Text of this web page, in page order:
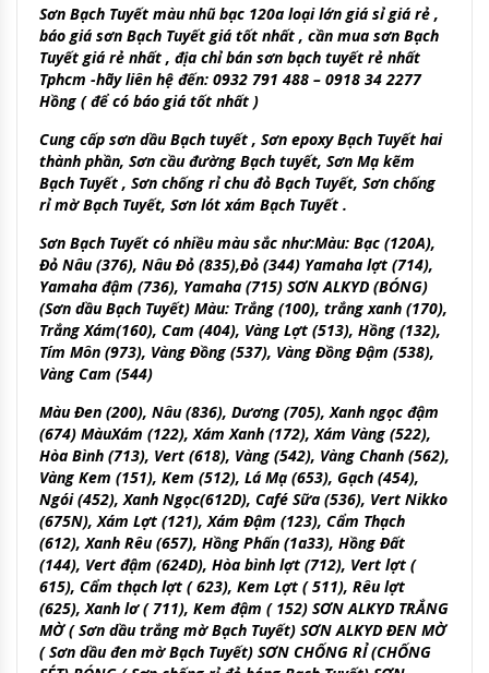
Sơn Bạch Tuyết màu nhũ bạc 120a loại lớn giá sỉ giá rẻ ,
báo giá sơn Bạch Tuyết giá tốt nhất , cần mua sơn Bạch
Tuyết giá rẻ nhất , địa chỉ bán sơn bạch tuyết rẻ nhất
Tphcm -hãy liên hệ đến: 0932 791 488 – 0918 34 2277
Hồng ( để có báo giá tốt nhất )
Cung cấp sơn dầu Bạch tuyết , Sơn epoxy Bạch Tuyết hai
thành phần, Sơn cầu đường Bạch tuyết, Sơn Mạ kẽm
Bạch Tuyết , Sơn chống rỉ chu đỏ Bạch Tuyết, Sơn chống
rỉ mờ Bạch Tuyết, Sơn lót xám Bạch Tuyết .
Sơn Bạch Tuyết có nhiều màu sắc như:Màu: Bạc (120A),
Đỏ Nâu (376), Nâu Đỏ (835),Đỏ (344) Yamaha lợt (714),
Yamaha đậm (736), Yamaha (715) SƠN ALKYD (BÓNG)
(Sơn dầu Bạch Tuyết) Màu: Trắng (100), trắng xanh (170),
Trắng Xám(160), Cam (404), Vàng Lợt (513), Hồng (132),
Tím Môn (973), Vàng Đồng (537), Vàng Đồng Đậm (538),
Vàng Cam (544)
Màu Đen (200), Nâu (836), Dương (705), Xanh ngọc đậm
(674) MàuXám (122), Xám Xanh (172), Xám Vàng (522),
Hòa Bình (713), Vert (618), Vàng (542), Vàng Chanh (562),
Vàng Kem (151), Kem (512), Lá Mạ (653), Gạch (454),
Ngói (452), Xanh Ngọc(612D), Café Sữa (536), Vert Nikko
(675N), Xám Lợt (121), Xám Đậm (123), Cẩm Thạch
(612), Xanh Rêu (657), Hồng Phấn (1a33), Hồng Đất
(144), Vert đậm (624D), Hòa bình lợt (712), Vert lợt (
615), Cẩm thạch lợt ( 623), Kem Lợt ( 511), Rêu lợt
(625), Xanh lơ ( 711), Kem đậm ( 152) SƠN ALKYD TRẮNG
MỜ ( Sơn dầu trắng mờ Bạch Tuyết) SƠN ALKYD ĐEN MỜ
( Sơn dầu đen mờ Bạch Tuyết) SƠN CHỐNG RỈ (CHỐNG